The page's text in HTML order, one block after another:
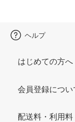
ヘルプ
はじめての方へ
会員登録につい
配送料・利用料